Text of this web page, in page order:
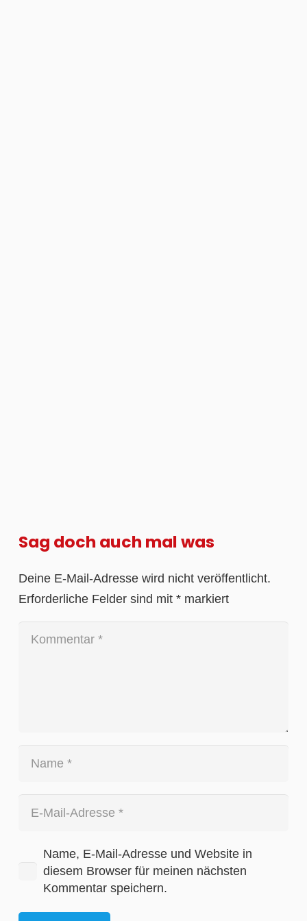
Sag doch auch mal was
Deine E-Mail-Adresse wird nicht veröffentlicht.
Erforderliche Felder sind mit * markiert
Name, E-Mail-Adresse und Website in
diesem Browser für meinen nächsten
Kommentar speichern.